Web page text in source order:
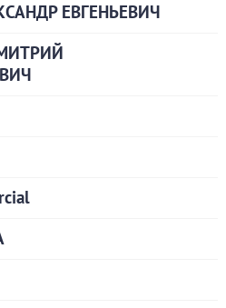
ЕВГЕНЬЕВИЧ